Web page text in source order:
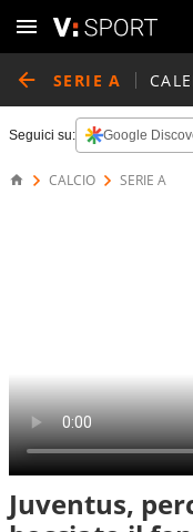
SERIE A
Seguici su: Google
CALCIO SERIE A
Juventus,